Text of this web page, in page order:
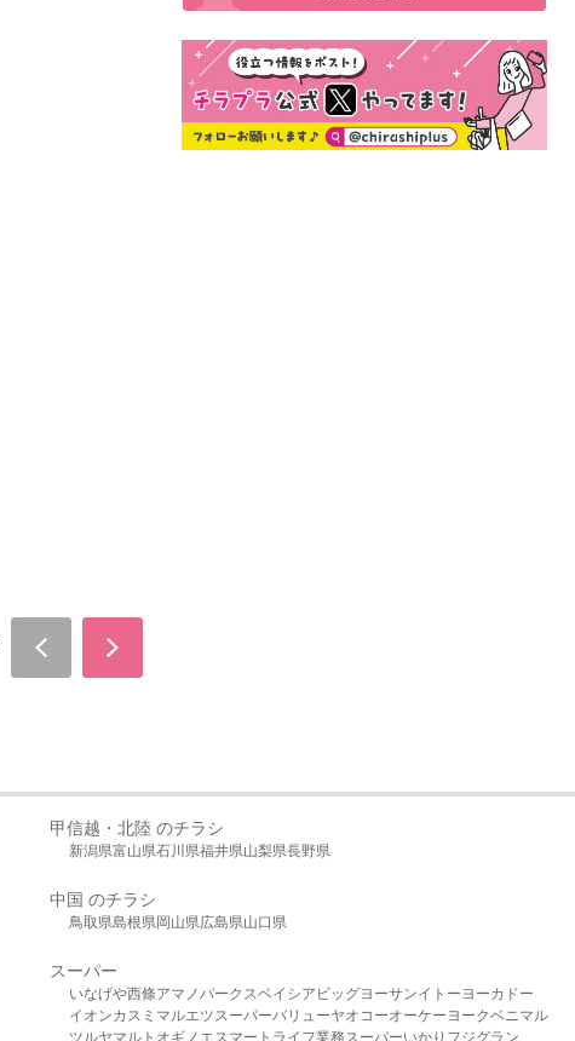
甲信越・北陸 のチラシ
新潟県富山県石川県福井県山梨県長野県
中国 のチラシ
鳥取県島根県岡山県広島県山口県
スーパー
いなげや西條アマノパークスベイシア ビッグヨーサンイトーヨーカドー
イオンカスミ マルエツスーパーバリューヤオコーオーケー ヨークベニマル
ツルヤマルト オギノ エスマート ライフ業務スーパーいかり フジグラン